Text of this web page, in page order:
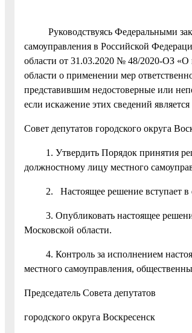
Руководствуясь Федеральными
самоуправления в Российской
области от 31.03.2020 № 48/2020-ОЗ «О
области о применении мер
представившим недостоверные или
если искажение этих сведений
Совет депутатов городского округа
1. Утвердить Порядок принятия
должностному лицу местного
2. Настоящее решение вступает в
3. Опубликовать настоящее решение
Московской области.
4. Контроль за исполнением
местного самоуправления,
Председатель Совета депутатов
городского